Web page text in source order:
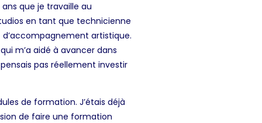
que je travaille au
en tant que technicienne
artistique.
m’a aidé à avancer dans
pas réellement investir
de formation. J’étais déjà
de faire une formation